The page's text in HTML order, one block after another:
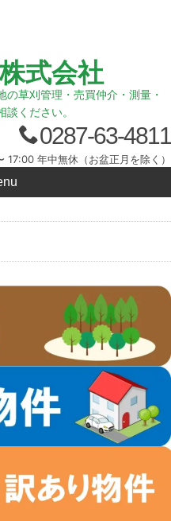
式会社
草刈管理・売買仲介・測量・
ください。
0287-63-4811
17:00 年中無休（お盆正月を除く）